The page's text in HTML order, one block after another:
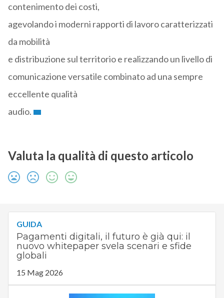
contenimento dei costi,
agevolando i moderni rapporti di lavoro caratterizzati
da mobilità
e distribuzione sul territorio e realizzando un livello di
comunicazione versatile combinato ad una sempre
eccellente qualità
audio.
Valuta la qualità di questo articolo
GUIDA
Pagamenti digitali, il futuro è già qui: il
nuovo whitepaper svela scenari e sfide
globali
15 Mag 2026